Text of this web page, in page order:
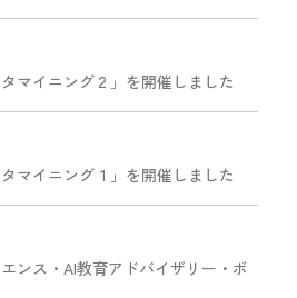
マイニング２」を開催しました
マイニング１」を開催しました
ンス・AI教育アドバイザリー・ボ